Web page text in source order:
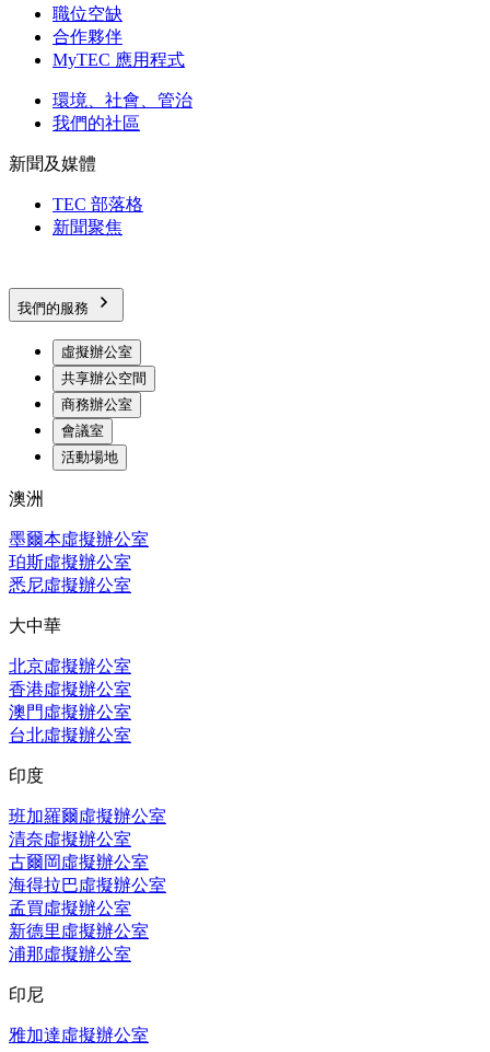
職位空缺
合作夥伴
MyTEC 應用程式
環境、社會、管治
我們的社區
新聞及媒體
TEC 部落格
新聞聚焦
我們的服務
虛擬辦公室
共享辦公空間
商務辦公室
會議室
活動場地
澳洲
墨爾本虛擬辦公室
珀斯虛擬辦公室
悉尼虛擬辦公室
大中華
北京虛擬辦公室
香港虛擬辦公室
澳門虛擬辦公室
台北虛擬辦公室
印度
班加羅爾虛擬辦公室
清奈虛擬辦公室
古爾岡虛擬辦公室
海得拉巴虛擬辦公室
孟買虛擬辦公室
新德里虛擬辦公室
浦那虛擬辦公室
印尼
雅加達虛擬辦公室